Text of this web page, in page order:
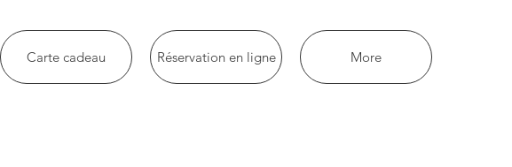
Carte cadeau Réservation en ligne More